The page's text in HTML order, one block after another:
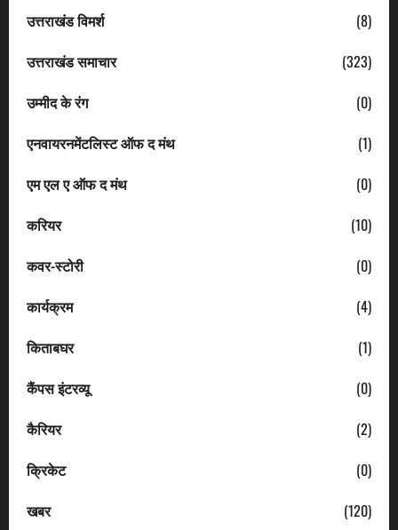
उत्तराखंड विमर्श
(8)
उत्तराखंड समाचार
(323)
उम्मीद के रंग
(0)
एनवायरनमेंटलिस्ट ऑफ द मंथ
(1)
एम एल ए ऑफ द मंथ
(0)
करियर
(10)
कवर-स्टोरी
(0)
कार्यक्रम
(4)
किताबघर
(1)
कैंपस इंटरव्यू
(0)
कैरियर
(2)
क्रिकेट
(0)
खबर
(120)